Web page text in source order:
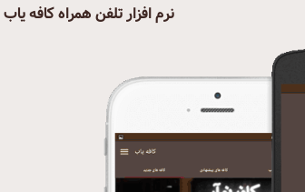
نرم افزار تلفن همراه کافه یاب